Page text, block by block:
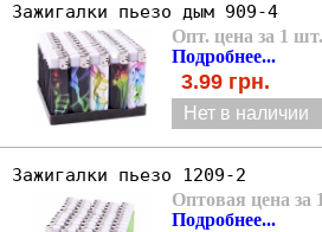
Зажигалки пьезо дым 909-4
Опт. цена за 1
Подробнее...
3.99 грн.
Нет в наличии
Зажигалки пьезо 1209-2
Оптовая цена за
Подробнее...